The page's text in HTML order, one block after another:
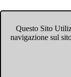
Questo Sito
navigazione sul
Menu